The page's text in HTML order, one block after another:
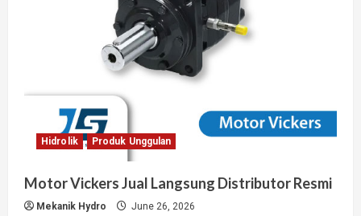
Hidrolik Produk Unggulan
Motor Vickers Jual Langsung Distributor Resmi
Mekanik Hydro June 26, 2026